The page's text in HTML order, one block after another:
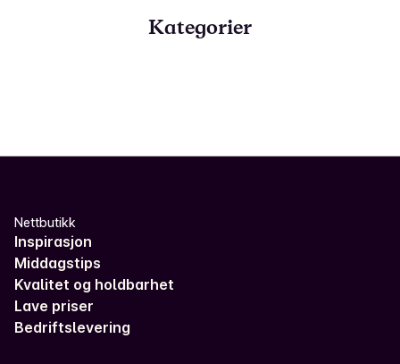
Kategorier
Nettbutikk
Inspirasjon
Middagstips
Kvalitet og holdbarhet
Lave priser
Bedriftslevering